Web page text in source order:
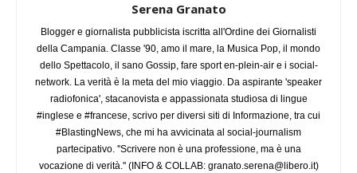
Serena Granato
Blogger e giornalista pubblicista iscritta all'Ordine dei Giornalisti
della Campania. Classe '90, amo il mare, la Musica Pop, il mondo
dello Spettacolo, il sano Gossip, fare sport en-plein-air e i social-
network. La verità è la meta del mio viaggio. Da aspirante 'speaker
radiofonica', stacanovista e appassionata studiosa di lingue
#inglese e #francese, scrivo per diversi siti di Informazione, tra cui
#BlastingNews, che mi ha avvicinata al social-journalism
partecipativo. ''Scrivere non è una professione, ma è una
vocazione di verità.'' (INFO & COLLAB: granato.serena@libero.it)